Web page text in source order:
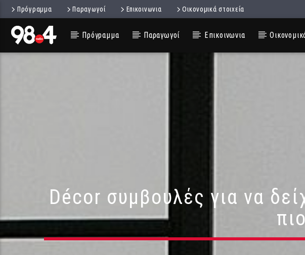
Πρόγραμμα Παραγωγοί Επικοινωνια Οικονομικά στοιχεία
Πρόγραμμα Παραγωγοί Επικοινωνια
Décor συμβουλές για να